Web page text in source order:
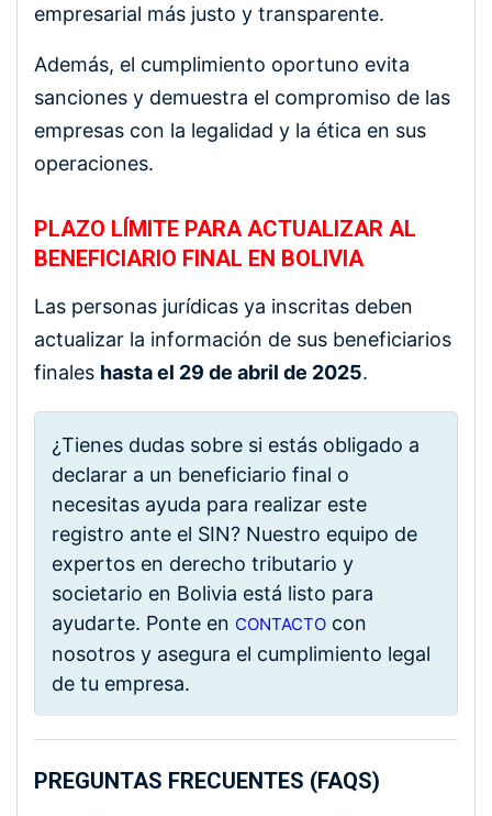
empresarial más justo y transparente.
Además, el cumplimiento oportuno evita
sanciones y demuestra el compromiso de las
empresas con la legalidad y la ética en sus
operaciones.
PLAZO LÍMITE PARA ACTUALIZAR AL
BENEFICIARIO FINAL EN BOLIVIA
Las personas jurídicas ya inscritas deben
actualizar la información de sus beneficiarios
finales hasta el 29 de abril de 2025.
¿Tienes dudas sobre si estás obligado a
declarar a un beneficiario final o
necesitas ayuda para realizar este
registro ante el SIN? Nuestro equipo de
expertos en derecho tributario y
societario en Bolivia está listo para
ayudarte. Ponte en CONTACTO con
nosotros y asegura el cumplimiento legal
de tu empresa.
PREGUNTAS FRECUENTES (FAQS)